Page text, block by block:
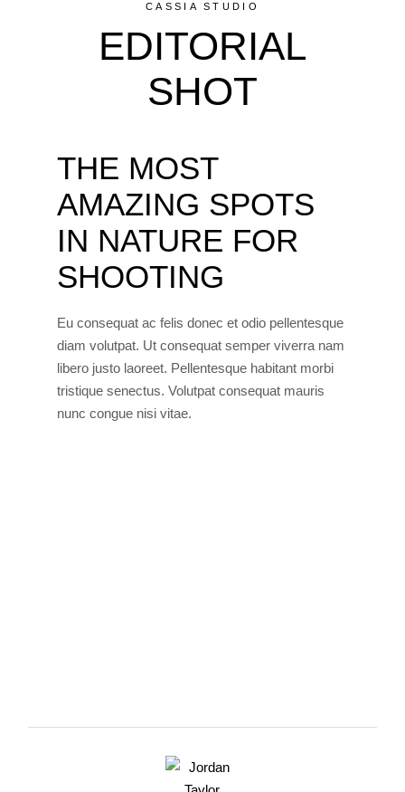
CASSIA STUDIO
EDITORIAL
SHOT
THE MOST
AMAZING SPOTS
IN NATURE FOR
SHOOTING
Eu consequat ac felis donec et odio pellentesque
diam volutpat. Ut consequat semper viverra nam
libero justo laoreet. Pellentesque habitant morbi
tristique senectus. Volutpat consequat mauris
nunc congue nisi vitae.